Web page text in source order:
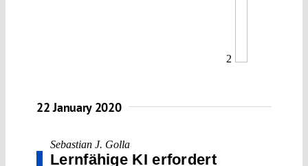
2
22 January 2020
Sebastian J. Golla
Lernfähige KI erfordert